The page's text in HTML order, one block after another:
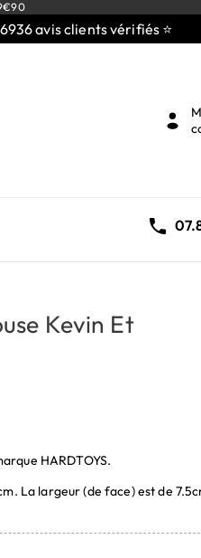
clients vérifiés ⭐

Kevin Et
HARDTOYS.
La largeur (de face) est de